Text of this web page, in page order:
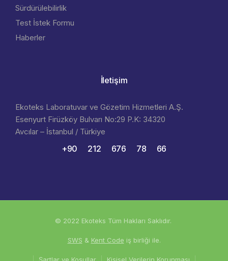
Sürdürülebilirlik
Test İstek Formu
Haberler
İletişim
Ekoteks Laboratuvar ve Gözetim Hizmetleri A.Ş.
Esenyurt Firüzköy Bulvarı No:29 P.K: 34320
Avcılar – İstanbul / Türkiye
+90 212 676 78 66
© 2022 Ekoteks Tüm Hakları Saklıdır.
SWS & Kent Code iş birliği ile.